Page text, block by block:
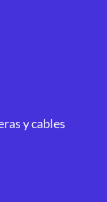
y cables